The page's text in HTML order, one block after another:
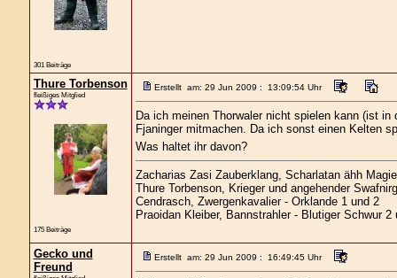
301 Beiträge
Thure Torbenson
fleißiges Mitglied
175 Beiträge
Erstellt am: 29 Jun 2009 : 13:09:54 Uhr
Da ich meinen Thorwaler nicht spielen kann (ist
Fjaninger mitmachen. Da ich sonst einen Kelten
Was haltet ihr davon?
Zacharias Zasi Zauberklang, Scharlatan ähh
Thure Torbenson, Krieger und angehender
Cendrasch, Zwergenkavalier - Orklande 1 und 2
Praoidan Kleiber, Bannstrahler - Blutiger Schwur
Gecko und
Freund
Erstellt am: 29 Jun 2009 : 16:49:45 Uhr